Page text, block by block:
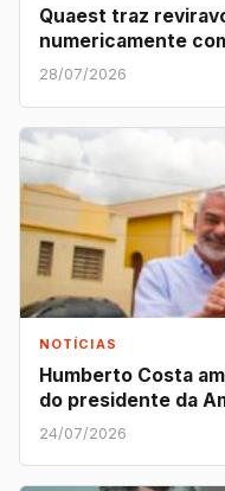
Quaest traz
numericamente
28/07/2026
NOTÍCIAS
Humberto Costa
do presidente da
24/07/2026